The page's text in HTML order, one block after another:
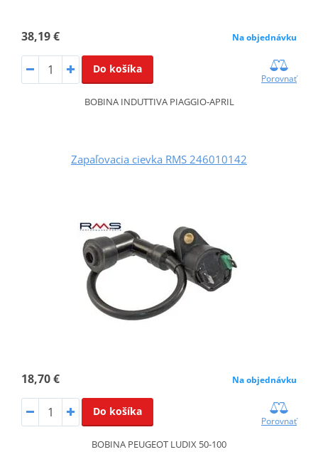
38,19 € Na objednávku
Do košíka
Porovnať
BOBINA INDUTTIVA PIAGGIO-APRIL
Zapaľovacia cievka RMS 246010142
18,70 € Na objednávku
Do košíka
Porovnať
BOBINA PEUGEOT LUDIX 50-100